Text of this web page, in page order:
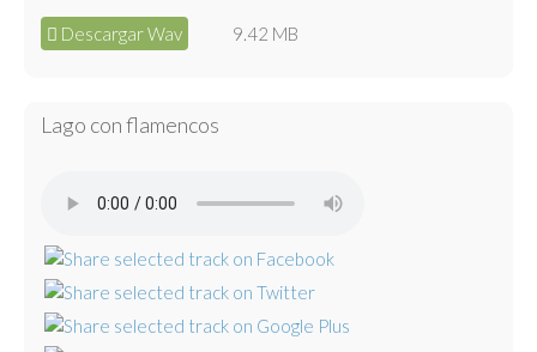
Descargar Wav 9.42 MB
Lago con flamencos